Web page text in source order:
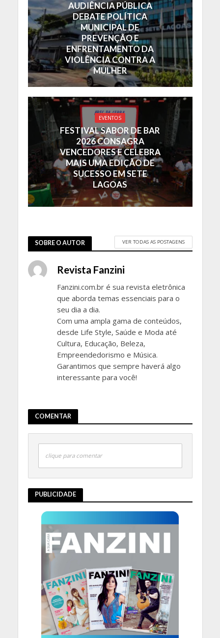
AUDIÊNCIA PÚBLICA
DEBATE POLÍTICA
MUNICIPAL DE
PREVENÇÃO E
ENFRENTAMENTO DA
VIOLÊNCIA CONTRA A
MULHER
EVENTOS
FESTIVAL SABOR DE BAR
2026 CONSAGRA
VENCEDORES E CELEBRA
MAIS UMA EDIÇÃO DE
SUCESSO EM SETE
LAGOAS
SOBRE O AUTOR VER TODAS AS POSTAGENS
Revista Fanzini
Fanzini.com.br é sua revista eletrônica
que aborda temas essenciais para o
seu dia a dia.
Com uma ampla gama de conteúdos,
desde Life Style, Saúde e Moda até
Cultura, Educação, Beleza,
Empreendedorismo e Música.
Garantimos que sempre haverá algo
interessante para você!
COMENTAR
clique para comentar
PUBLICIDADE